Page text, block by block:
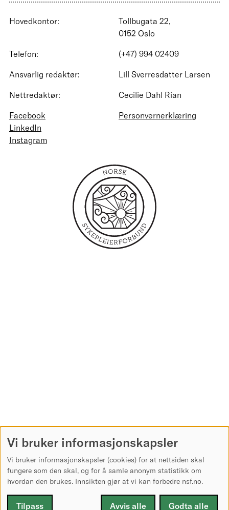
Hovedkontor:
Tollbugata 22,
0152 Oslo
Telefon:
(+47) 994 02409
Ansvarlig redaktør:
Lill Sverresdatter Larsen
Nettredaktør:
Cecilie Dahl Rian
Facebook
LinkedIn
Instagram
Personvernerklæring
Vi bruker informasjonskapsler
Vi bruker informasjonskapsler (cookies) for at nettsiden skal
fungere som den skal, og for å samle anonym statistikk om
hvordan den brukes. Innsikten gjør at vi kan forbedre nsf.no.
Tilpass Avvis alle Godta alle